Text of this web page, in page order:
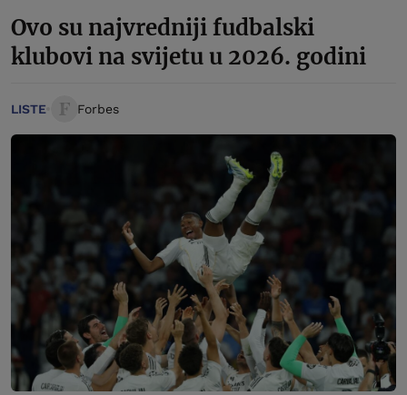
Ovo su najvredniji fudbalski
klubovi na svijetu u 2026. godini
LISTE Forbes